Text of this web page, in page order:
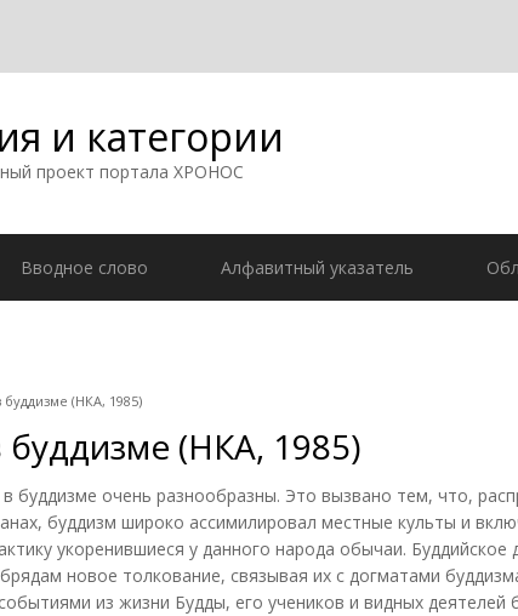
и категории
проект портала ХРОНОС
Вводное слово Алфавитный указатель
буддизме (НКА, 1985)
буддизме (НКА, 1985)
буддизме очень разнообразны. Это вызвано тем, что,
буддизм широко ассимилировал местные культы и
укоренившиеся у данного народа обычаи. Буддийское
новое толкование, связывая их с догматами
из жизни Будды, его учеников и видных деятелей